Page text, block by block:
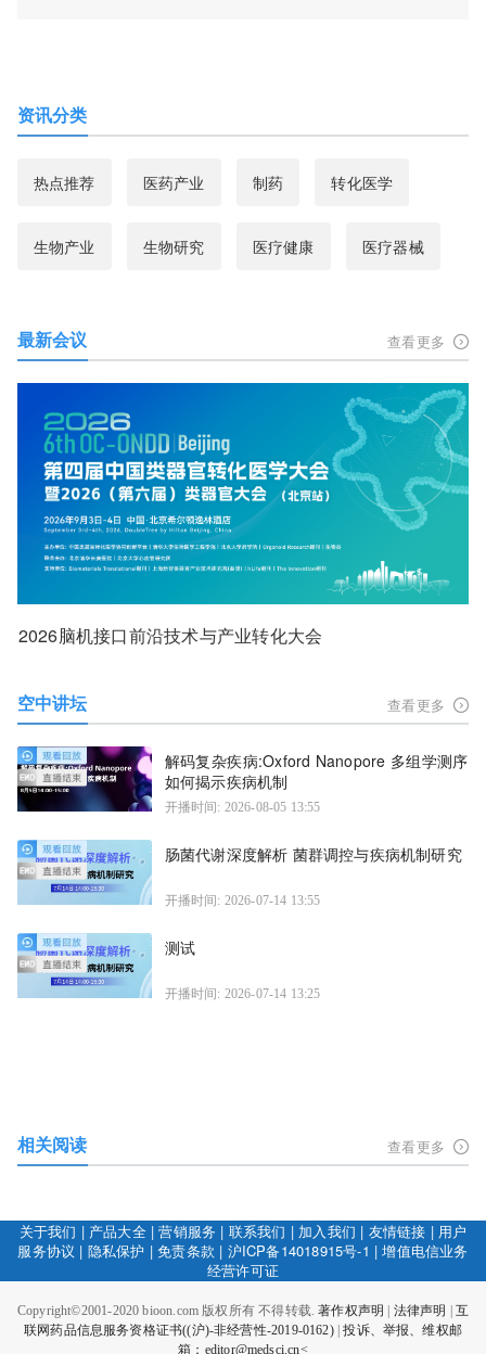
资讯分类
热点推荐 医药产业 制药 转化医学
生物产业 生物研究 医疗健康 医疗器械
最新会议 查看更多
2026脑机接口前沿技术与产业转化大会
空中讲坛 查看更多
解码复杂疾病:Oxford Nanopore 多组学测序
如何揭示疾病机制
开播时间: 2026-08-05 13:55
肠菌代谢深度解析 菌群调控与疾病机制研究
开播时间: 2026-07-14 13:55
测试
开播时间: 2026-07-14 13:25
相关阅读 查看更多
关于我们 | 产品大全|营销服务 | 联系我们 | 加入我们 | 友情链接 | 用户
服务协议 | 隐私保护 |免责条款 | 沪ICP备14018915号-1 |增值电信业务
经营许可证
Copyright©2001-2020 bioon.com 版权所有 不得转载.著作权声明 | 法律声明 | 互
联网药品信息服务资格证书((沪)-非经营性-2019-0162)|投诉、举报、维权邮
箱：editor@medsci.cn<